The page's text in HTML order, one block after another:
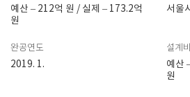
예산 – 212억 원 / 실제 – 173.2억
원
서울시
완공연도
2019. 1.
설계비
예산
원